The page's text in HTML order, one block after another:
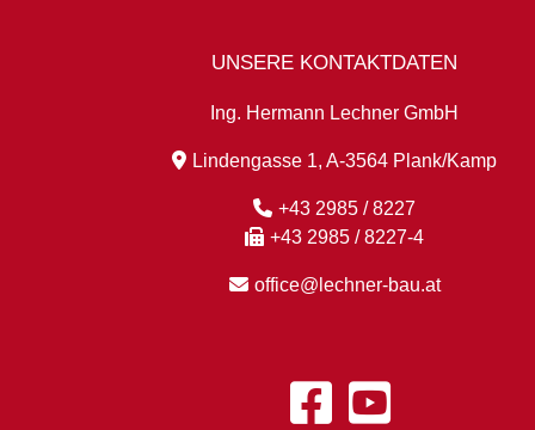
UNSERE KONTAKTDATEN
Ing. Hermann Lechner GmbH
Lindengasse 1, A-3564 Plank/Kamp
+43 2985 / 8227
+43 2985 / 8227-4
office@lechner-bau.at